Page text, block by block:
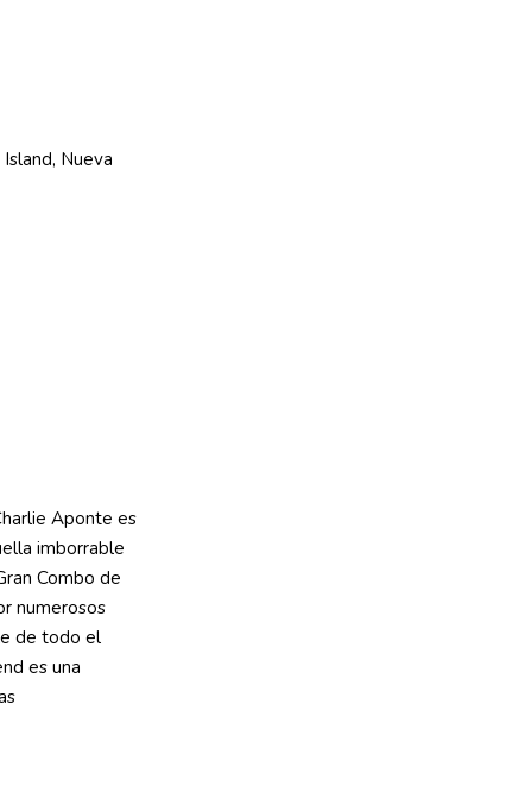
Aponte es
imborrable
Combo de
numerosos
de todo el
es una